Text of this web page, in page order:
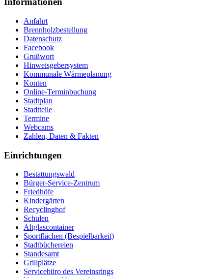
Anfahrt
Brennholzbestellung
Datenschutz
Facebook
Grußwort
Hinweisgebersystem
Kommunale Wärmeplanung
Konten
Online-Terminbuchung
Stadtplan
Stadtteile
Termine
Webcams
Zahlen, Daten & Fakten
Einrichtungen
Bestattungswald
Bürger-Service-Zentrum
Friedhöfe
Kindergärten
Recyclinghof
Schulen
Altglascontainer
Sportflächen (Bespielbarkeit)
Stadtbüchereien
Standesamt
Grillplätze
Servicebüro des Vereinsrings